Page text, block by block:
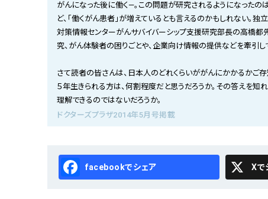
がんになった後に働く―。この問題が研究されるようになったの
ど、「働くがん患者」が増えているとも言えるのかもしれない。
対策情報センターがんサバイバーシップ支援研究部長の高橋都
究、がん体験者の困りごとや、企業向け情報の提供などを牽引し
さて読者の皆さんは、日本人のどれくらいががんにかかるかご
５年生きられる方は、何割程度だと思うだろうか。その答えを
理解できるのではないだろうか。
ドクターズプラザ2014年5月号掲載
Facebook X